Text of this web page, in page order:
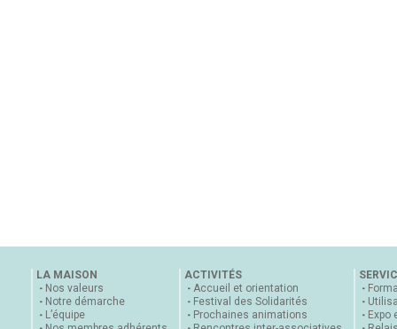
LA MAISON
Nos valeurs
Notre démarche
L’équipe
ACTIVITÉS
Accueil et orientation
Festival des Solidarités
Prochaines animations
Expo